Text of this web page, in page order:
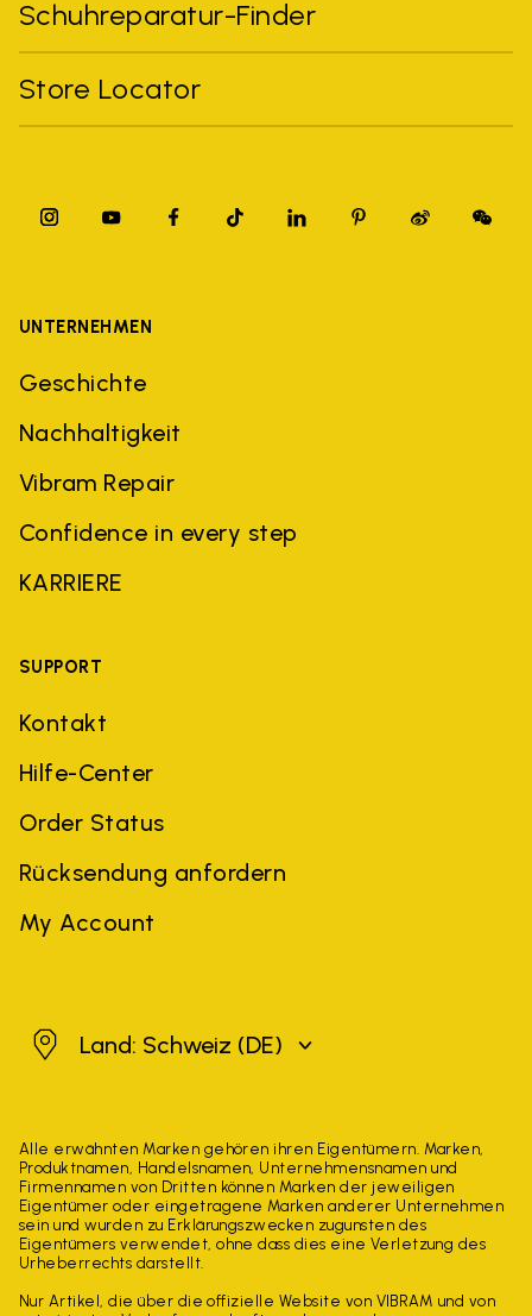
Schuhreparatur-Finder
Store Locator
UNTERNEHMEN
Geschichte
Nachhaltigkeit
Vibram Repair
Confidence in every step
KARRIERE
SUPPORT
Kontakt
Hilfe-Center
Order Status
Rücksendung anfordern
My Account
SchweizLand: Schweiz (DE)
Alle erwähnten Marken gehören ihren Eigentümern. Marken,
Produktnamen, Handelsnamen, Unternehmensnamen und
Firmennamen von Dritten können Marken der jeweiligen
Eigentümer oder eingetragene Marken anderer Unternehmen
sein und wurden zu Erklärungszwecken zugunsten des
Eigentümers verwendet, ohne dass dies eine Verletzung des
Urheberrechts darstellt.
Nur Artikel, die über die offizielle Website von VIBRAM und von